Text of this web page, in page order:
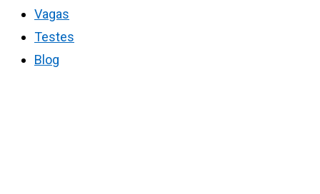
Vagas
Testes
Blog